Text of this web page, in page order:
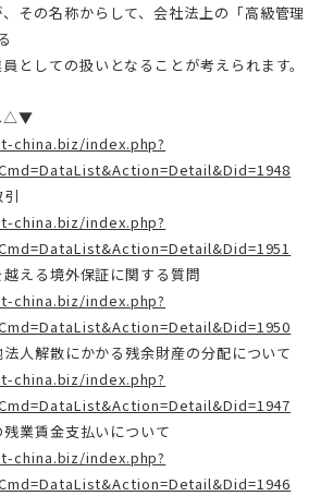
その名称からして、会社法上の「高級管理
としての扱いとなることが考えられます。
△▼
china.biz/index.php?
china.biz/index.php?
える境外保証に関する質問
china.biz/index.php?
人解散にかかる残余財産の分配について
china.biz/index.php?
業賃金支払いについて
china.biz/index.php?